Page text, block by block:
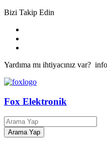
Bizi Takip Edin
Yardıma mı ihtiyacınız var?
Fox Elektronik